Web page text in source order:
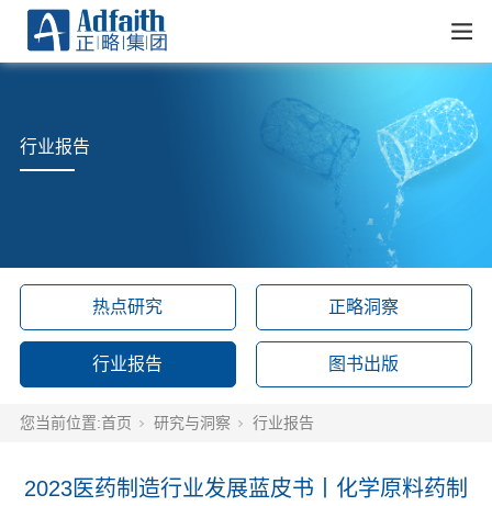
行业报告
热点研究 正略洞察
行业报告 图书出版
您当前位置:首页 研究与洞察 行业报告
2023医药制造行业发展蓝皮书丨化学原料药制